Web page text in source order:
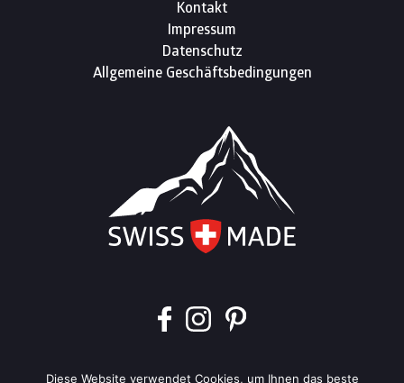
Kontakt
Impressum
Datenschutz
Allgemeine Geschäftsbedingungen
Impressum Datenschutz Sitemap
Diese Website verwendet Cookies, um Ihnen das beste